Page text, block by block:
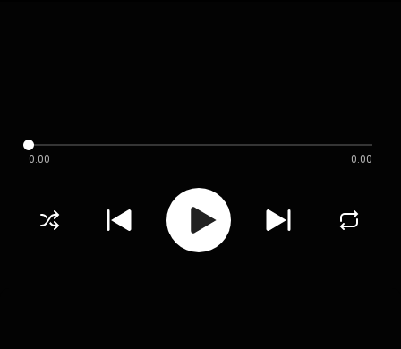
0:00 0:00